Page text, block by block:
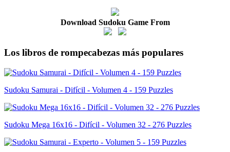
Download Sudoku Game From
Los libros de rompecabezas más populares
Sudoku Samurai - Difícil - Volumen 4 - 159 Puzzles
Sudoku Mega 16x16 - Difícil - Volumen 32 - 276 Puzzles